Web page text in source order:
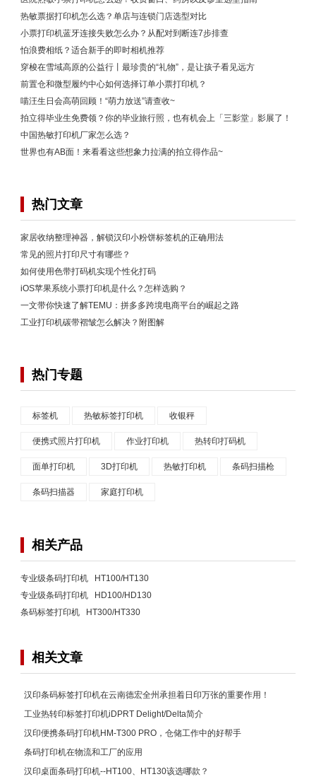
热敏票据打印机怎么选？单店与连锁门店选型对比
小票打印机蓝牙连接失败怎么办？从配对到断连7步排查
怕浪费相纸？适合新手的即时相机推荐
穿梭在雪域高原的公益行丨最珍贵的“礼物”，是让孩子看见远方
前置仓和微型履约中心如何选择订单小票打印机？
喵汪生日会高萌回顾！“萌力放送”请查收~
拍立得毕业生免费领？你的毕业旅行照，也有机会上「三影堂」影展了！
中国热敏打印机厂家怎么选？
世界也有AB面！来看看这些想象力拉满的拍立得作品~
热门文章
家居收纳整理神器，解锁汉印小粉饼标签机的正确用法
常见的照片打印尺寸有哪些？
如何使用色带打码机实现个性化打码
iOS苹果系统小票打印机是什么？怎样选购？
一文带你快速了解TEMU：拼多多跨境电商平台的崛起之路
工业打印机碳带褶皱怎么解决？附图解
热门专题
标签机 热敏标签打印机 收银秤
便携式照片打印机 作业打印机 热转印打码机
面单打印机 3D打印机 热敏打印机 条码扫描枪
条码扫描器 家庭打印机
相关产品
专业级条码打印机 HT100/HT130
专业级条码打印机 HD100/HD130
条码标签打印机 HT300/HT330
相关文章
汉印条码标签打印机在云南德宏全州承担着日印万张的重要作用！
工业热转印标签打印机iDPRT Delight/Delta简介
汉印便携条码打印机HM-T300 PRO，仓储工作中的好帮手
条码打印机在物流和工厂的应用
汉印桌面条码打印机--HT100、HT130该选哪款？